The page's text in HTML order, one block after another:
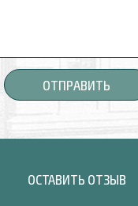
ОСТАВИТЬ ОТЗЫВ